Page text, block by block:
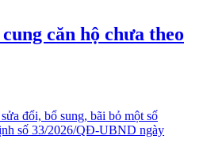
căn hộ chưa theo